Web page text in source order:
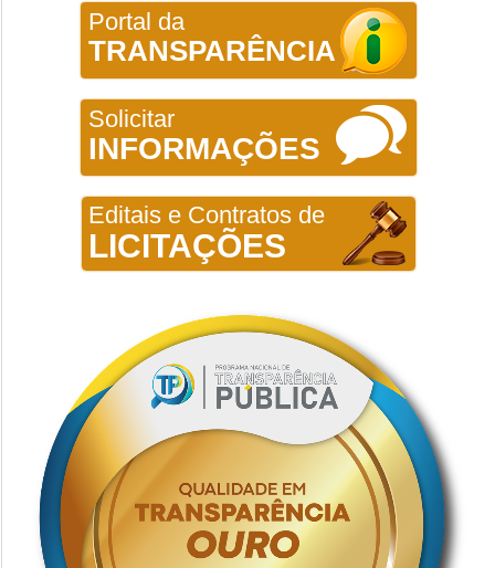
Portal da
TRANSPARÊNCIA
Solicitar
INFORMAÇÕES
Editais e Contratos de
LICITAÇÕES